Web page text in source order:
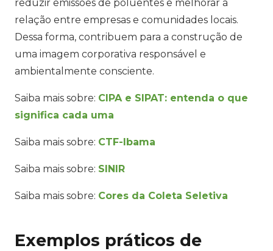
reduzir emissões de poluentes e melhorar a
relação entre empresas e comunidades locais.
Dessa forma, contribuem para a construção de
uma imagem corporativa responsável e
ambientalmente consciente.
Saiba mais sobre: CIPA e SIPAT: entenda o que
significa cada uma
Saiba mais sobre: CTF-Ibama
Saiba mais sobre: SINIR
Saiba mais sobre: Cores da Coleta Seletiva
Exemplos práticos de